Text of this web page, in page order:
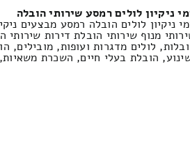
ניקיון לולים רמסע שירותי הובלה
ניקיון לולים הובלה רמסע מבצעים
מנוף שירותי הובלת דירות
לולים מדגרות ועופות,
הובלת בעלי חיים, השכרת